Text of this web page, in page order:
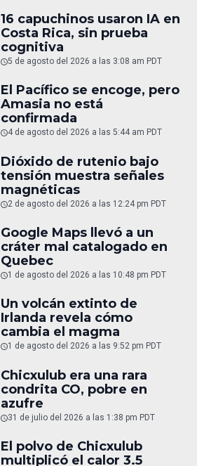
16 capuchinos usaron IA en
Costa Rica, sin prueba
cognitiva
5 de agosto del 2026 a las 3:08 am PDT
El Pacífico se encoge, pero
Amasia no está
confirmada
4 de agosto del 2026 a las 5:44 am PDT
Dióxido de rutenio bajo
tensión muestra señales
magnéticas
2 de agosto del 2026 a las 12:24 pm PDT
Google Maps llevó a un
cráter mal catalogado en
Quebec
1 de agosto del 2026 a las 10:48 pm PDT
Un volcán extinto de
Irlanda revela cómo
cambia el magma
1 de agosto del 2026 a las 9:52 pm PDT
Chicxulub era una rara
condrita CO, pobre en
azufre
31 de julio del 2026 a las 1:38 pm PDT
El polvo de Chicxulub
multiplicó el calor 3.5